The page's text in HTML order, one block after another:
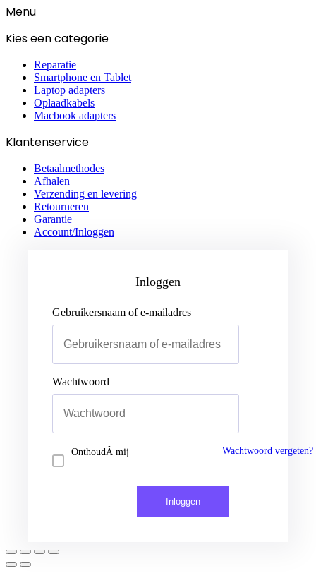
Menu
Kies een categorie
Reparatie
Smartphone en Tablet
Laptop adapters
Oplaadkabels
Macbook adapters
Klantenservice
Betaalmethodes
Afhalen
Verzending en levering
Retourneren
Garantie
Account/Inloggen
Gebruikersnaam of e-mailadres
Wachtwoord
Inloggen